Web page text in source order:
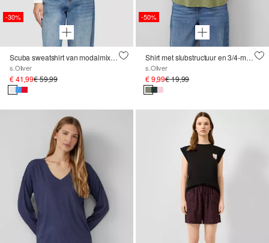
-30%
Scuba sweatshirt van modalmix met plooidetail
s.Oliver
€ 41,99€ 59,99
-50%
Shirt met slubstructuur en 3/4-mouwen
s.Oliver
€ 9,99€ 19,99